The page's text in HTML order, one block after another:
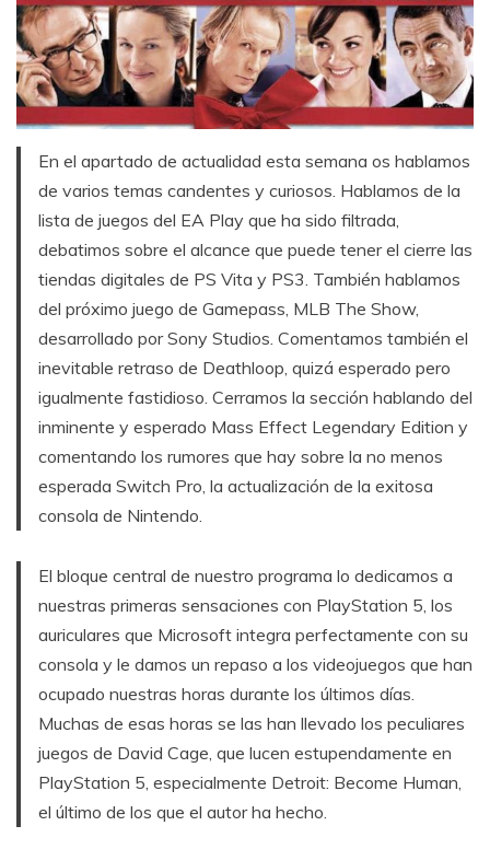
En el apartado de actualidad esta semana os hablamos
de varios temas candentes y curiosos. Hablamos de la
lista de juegos del EA Play que ha sido filtrada,
debatimos sobre el alcance que puede tener el cierre las
tiendas digitales de PS Vita y PS3. También hablamos
del próximo juego de Gamepass, MLB The Show,
desarrollado por Sony Studios. Comentamos también el
inevitable retraso de Deathloop, quizá esperado pero
igualmente fastidioso. Cerramos la sección hablando del
inminente y esperado Mass Effect Legendary Edition y
comentando los rumores que hay sobre la no menos
esperada Switch Pro, la actualización de la exitosa
consola de Nintendo.
El bloque central de nuestro programa lo dedicamos a
nuestras primeras sensaciones con PlayStation 5, los
auriculares que Microsoft integra perfectamente con su
consola y le damos un repaso a los videojuegos que han
ocupado nuestras horas durante los últimos días.
Muchas de esas horas se las han llevado los peculiares
juegos de David Cage, que lucen estupendamente en
PlayStation 5, especialmente Detroit: Become Human,
el último de los que el autor ha hecho.